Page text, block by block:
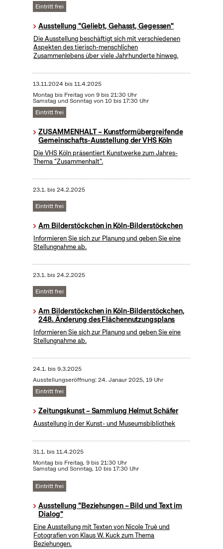
Eintritt frei
Ausstellung "Geliebt, Gehasst, Gegessen"
Die Ausstellung beschäftigt sich mit verschiedenen
Aspekten des tierisch-menschlichen
Zusammenlebens über viele Jahrhunderte hinweg.
13.11.2024 bis11.4.2025
Montag bis Freitag von 9 bis 21:30 Uhr
Samstag und Sonntag von 10 bis 17:30 Uhr
Eintritt frei
ZUSAMMENHALT – Kunstformübergreifende
Gemeinschafts-Ausstellung der VHS Köln
Die VHS Köln präsentiert Kunstwerke zum Jahres-
Thema "Zusammenhalt".
23.1. bis24.2.2025
Eintritt frei
Am Bilderstöckchen in Köln-Bilderstöckchen
Informieren Sie sich zur Planung und geben Sie eine
Stellungnahme ab.
23.1. bis24.2.2025
Eintritt frei
Am Bilderstöckchen in Köln-Bilderstöckchen,
248. Änderung des Flächennutzungsplans
Informieren Sie sich zur Planung und geben Sie eine
Stellungnahme ab.
24.1. bis9.3.2025
Ausstellungseröffnung: 24. Janaur 2025, 19 Uhr
Eintritt frei
Zeitungskunst – Sammlung Helmut Schäfer
Ausstellung in der Kunst- und Museumsbibliothek
31.1. bis11.4.2025
Montag bis Freitag, 9 bis 21:30 Uhr
Samstag und Sonntag, 10 bis 17:30 Uhr
Eintritt frei
Ausstellung "Beziehungen – Bild und Text im
Dialog"
Eine Ausstellung mit Texten von Nicole Truè und
Fotografien von Klaus W. Kuck zum Thema
Beziehungen.